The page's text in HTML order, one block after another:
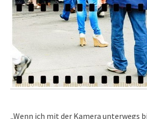
„Wenn ich mit der Kamera unterwegs